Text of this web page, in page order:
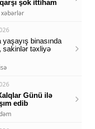
şok ittiham
xəbərlər
yaşayış binasında
sakinlər təxliyə
Günü ilə
edib